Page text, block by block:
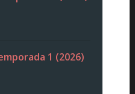
1 (2026)